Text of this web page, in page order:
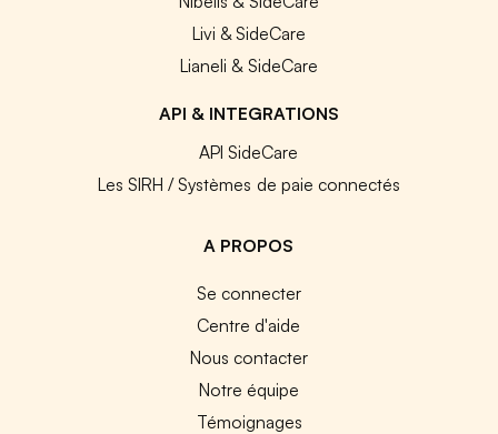
Livi & SideCare
Lianeli & SideCare
API & INTEGRATIONS
API SideCare
Les SIRH / Systèmes de paie connectés
A PROPOS
Se connecter
Centre d'aide
Nous contacter
Notre équipe
Témoignages